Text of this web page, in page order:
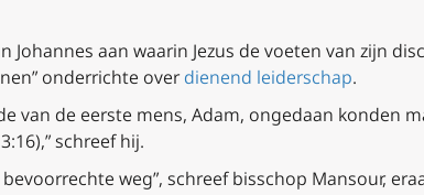
Johannes aan waarin Jezus de voeten van zijn
onderrichte overdienend leiderschap.
van de eerste mens, Adam, ongedaan konden
schreef hij.
bevoorrechte weg”, schreef bisschop Mansour,